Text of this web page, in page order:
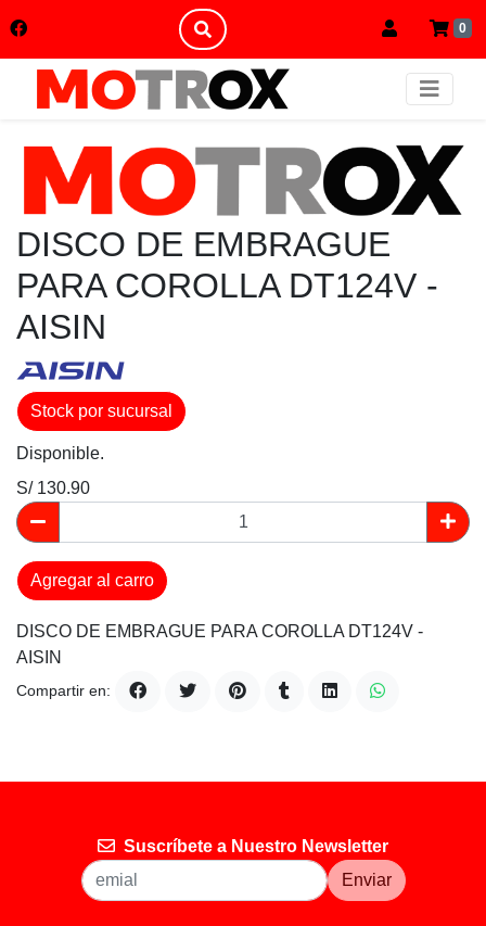
0
DISCO DE EMBRAGUE
PARA COROLLA DT124V -
AISIN
Stock por sucursal
Disponible.
S/ 130.90
Agregar al carro
DISCO DE EMBRAGUE PARA COROLLA DT124V -
AISIN
Compartir en:
Suscríbete a Nuestro Newsletter
Enviar